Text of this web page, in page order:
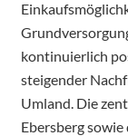
kontinuierlich
steigender
Umland. Die
Ebersberg